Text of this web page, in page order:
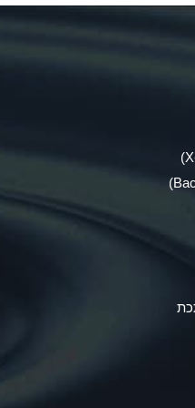
Ammonium